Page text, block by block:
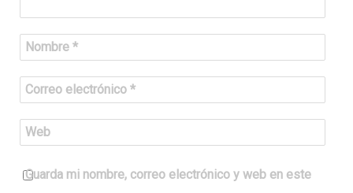
Nombre *
Correo electrónico *
Web
Guarda mi nombre, correo electrónico y web en este